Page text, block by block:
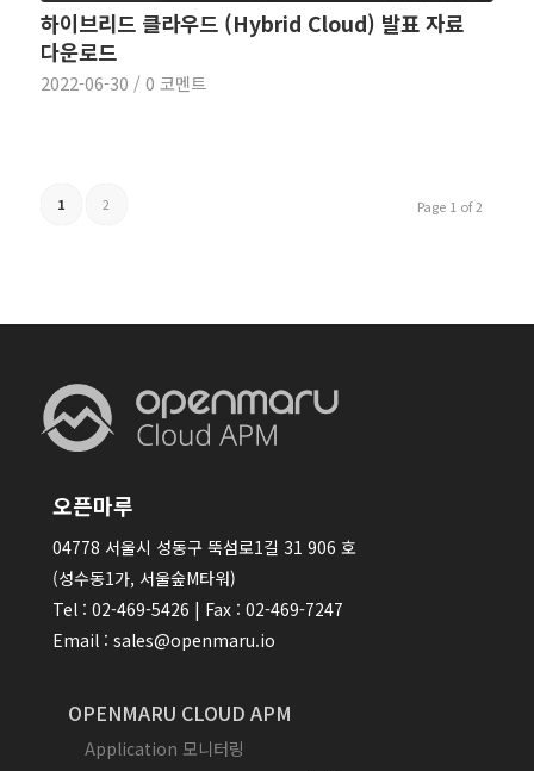
하이브리드 클라우드 (Hybrid Cloud) 발표 자료
다운로드
2022-06-30 / 0 코멘트
Page 1 of 2
1 2
오픈마루
04778 서울시 성동구 뚝섬로1길 31 906 호
(성수동1가, 서울숲M타워)
Tel : 02-469-5426 | Fax : 02-469-7247
Email : sales@openmaru.io
OPENMARU CLOUD APM
Application 모니터링